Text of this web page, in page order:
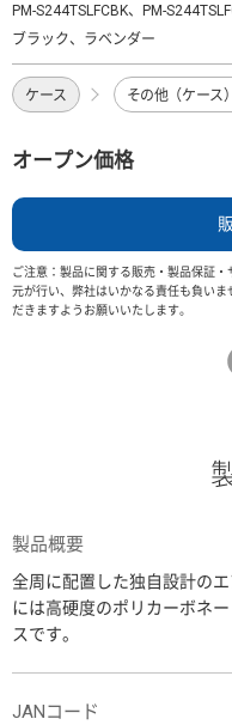
PM-S244TSLFCBK、PM-
ブラック、ラベンダー
ケース その他（ケース）
オープン価格
ご注意：製品に関する販売・製品保証
元が行い、弊社はいかなる責任も負い
だきますようお願いいたします。
製品概要
全周に配置した独自設計の
には高硬度のポリカーボネ
スです。
JANコード